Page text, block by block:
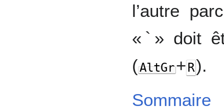
l’autre
« ` » doit
(AltGr+R).
Sommaire